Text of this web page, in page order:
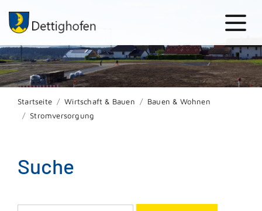
Startseite Wirtschaft & Bauen
Bauen & Wohnen
Stromversorgung
Suche